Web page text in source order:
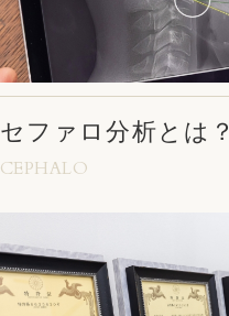
セファロ分析とは？
CEPHALO